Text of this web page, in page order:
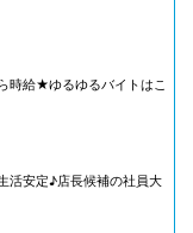
時給★ゆるゆるバイトはこ
活安定♪店長候補の社員大